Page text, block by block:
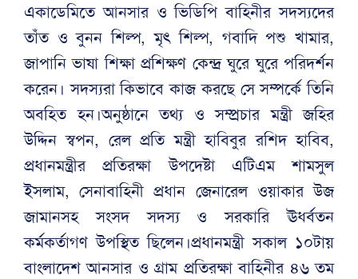
একাডেমিতে আনসার ও ভিডিপি বাহিনীর সদস্যদের
তাঁত ও বুনন শিল্প, মৃৎ শিল্প, গবাদি পশু খামার,
জাপানি ভাষা শিক্ষা প্রশিক্ষণ কেন্দ্র ঘুরে ঘুরে পরিদর্শন
করেন। সদস্যরা কিভাবে কাজ করছে সে সম্পর্কে তিনি
অবহিত হন।অনুষ্ঠানে তথ্য ও সম্প্রচার মন্ত্রী জহির
উদ্দিন স্বপন, রেল প্রতি মন্ত্রী হাবিবুর রশিদ হাবিব,
প্রধানমন্ত্রীর প্রতিরক্ষা উপদেষ্টা এটিএম শামসুল
ইসলাম, সেনাবাহিনী প্রধান জেনারেল ওয়াকার উজ
জামানসহ সংসদ সদস্য ও সরকারি ঊধর্বতন
কর্মকর্তাগণ উপস্থিত ছিলেন।প্রধানমন্ত্রী সকাল ১০টায়
বাংলাদেশ আনসার ও গ্রাম প্রতিরক্ষা বাহিনীর ৪৬ তম